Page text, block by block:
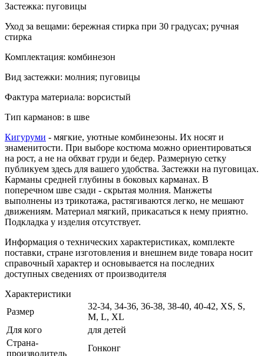
Застежка: пуговицы
Уход за вещами: бережная стирка при 30 градусах; ручная
стирка
Комплектация: комбинезон
Вид застежки: молния; пуговицы
Фактура материала: ворсистый
Тип карманов: в шве
Кигуруми - мягкие, уютные комбинезоны. Их носят и
знаменитости. При выборе костюма можно ориентироваться
на рост, а не на обхват груди и бедер. Размерную сетку
публикуем здесь для вашего удобства. Застежки на пуговицах.
Карманы средней глубины в боковых карманах. В
поперечном шве сзади - скрытая молния. Манжеты
выполнены из трикотажа, растягиваются легко, не мешают
движениям. Материал мягкий, прикасаться к нему приятно.
Подкладка у изделия отсутствует.
Информация о технических характеристиках, комплекте
поставки, стране изготовления и внешнем виде товара носит
справочный характер и основывается на последних
доступных сведениях от производителя
Характеристики
Размер
32-34, 34-36, 36-38, 38-40, 40-42, XS, S,
M, L, XL
Для кого
для детей
Страна-
производитель
Гонконг